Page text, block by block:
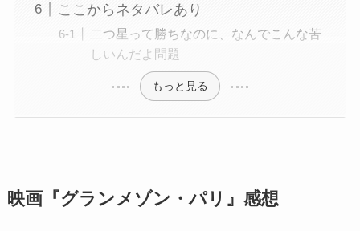
ここからネタバレあり
二つ星って勝ちなのに、なんでこんな苦
しいんだよ問題
もっと見る
映画『グランメゾン・パリ』感想